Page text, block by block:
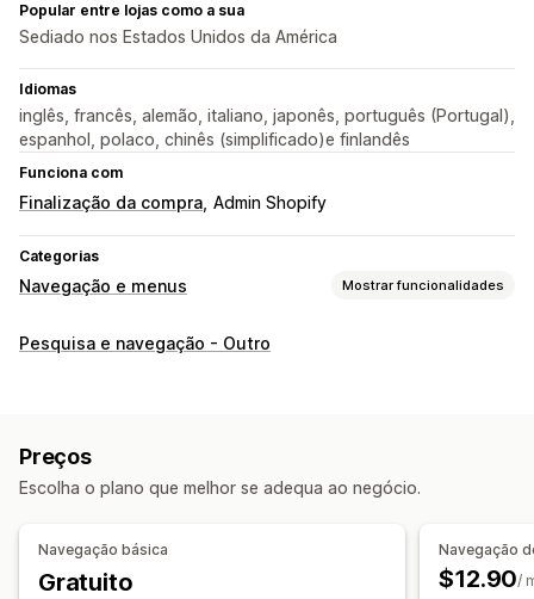
Popular entre lojas como a sua
Sediado nos Estados Unidos da América
Idiomas
inglês, francês, alemão, italiano, japonês, português (Portugal),
espanhol, polaco, chinês (simplificado)e finlandês
Funciona com
Finalização da compra Admin Shopify
Categorias
Navegação e menus Mostrar funcionalidades
Estilo de menu
Navegação
Barra de navegação fixa
Editor de arrastar e largar
Animações
Selos e etiquetas
Pesquisa e navegação - Outro
Preços
Escolha o plano que melhor se adequa ao negócio.
Navegação básica
Gratuito
Navegação
$12.90/